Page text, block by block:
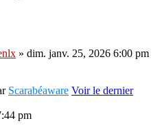
» dim. janv. 25, 2026 6:00 pm
Scarabéaware Voir le dernier
pm